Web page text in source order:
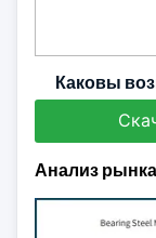
Каковы
Анализ рынка